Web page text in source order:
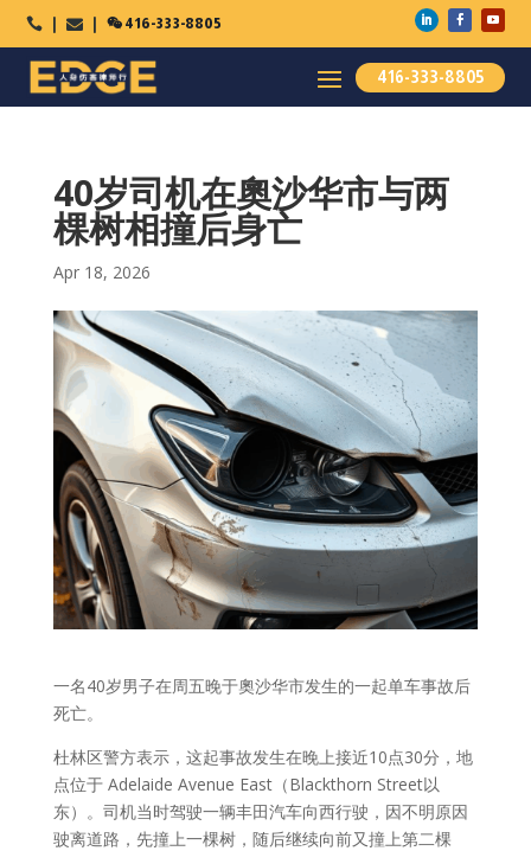
   416-333-8805
416-333-8805
40岁司机在奧沙华市与两
棵树相撞后身亡
Apr 18, 2026
一名40岁男子在周五晚于奧沙华市发生的一起单车事故后
死亡。
杜林区警方表示，这起事故发生在晚上接近10点30分，地
点位于 Adelaide Avenue East（Blackthorn Street以
东）。司机当时驾驶一辆丰田汽车向西行驶，因不明原因
驶离道路，先撞上一棵树，随后继续向前又撞上第二棵